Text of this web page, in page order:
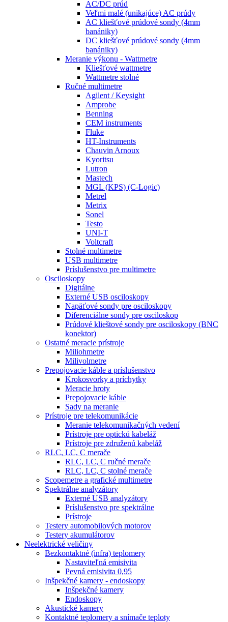
AC/DC prúd
Veľmi malé (unikajúce) AC prúdy
AC kliešťové prúdové sondy (4mm
banániky)
DC kliešťové prúdové sondy (4mm
banániky)
Meranie výkonu - Wattmetre
Kliešťové wattmetre
Wattmetre stolné
Ručné multimetre
Agilent / Keysight
Amprobe
Benning
CEM instruments
Fluke
HT-Instruments
Chauvin Arnoux
Kyoritsu
Lutron
Mastech
MGL (KPS) (C-Logic)
Metrel
Metrix
Sonel
Testo
UNI-T
Voltcraft
Stolné multimetre
USB multimetre
Príslušenstvo pre multimetre
Osciloskopy
Digitálne
Externé USB osciloskopy
Napäťové sondy pre osciloskopy
Diferenciálne sondy pre osciloskop
Prúdové klieštové sondy pre osciloskopy (BNC
konektor)
Ostatné meracie prístroje
Miliohmetre
Milivolmetre
Prepojovacie káble a príslušenstvo
Krokosvorky a príchytky
Meracie hroty
Prepojovacie káble
Sady na meranie
Prístroje pre telekomunikácie
Meranie telekomunikačných vedení
Prístroje pre optickú kabeláž
Prístroje pre združenú kabeláž
RLC, LC, C merače
RLC, LC, C ručné merače
RLC, LC, C stolné merače
Scopemetre a grafické multimetre
Spektrálne analyzátory
Externé USB analyzátory
Príslušenstvo pre spektrálne
Prístroje
Testery automobilových motorov
Testery akumulátorov
Neelektrické veličiny
Bezkontaktné (infra) teplomery
Nastaviteľná emisivita
Pevná emisivita 0,95
Inšpekčné kamery - endoskopy
Inšpekčné kamery
Endoskopy
Akustické kamery
Kontaktné teplomery a snímače teploty